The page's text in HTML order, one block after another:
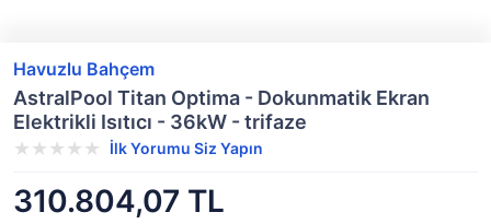
Havuzlu Bahçem
AstralPool Titan Optima - Dokunmatik Ekran
Elektrikli Isıtıcı - 36kW - trifaze
İlk Yorumu Siz Yapın
310.804,07 TL